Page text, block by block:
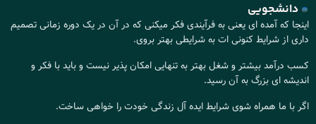
دانشجویی
اینجا که آمده ای یعنی به فرآیندی فکر میکنی که در آن در یک دوره زمانی تصمیم
داری از شرایط کنونی ات به شرایطی بهتر بروی.
کسب درآمد بیشتر و شغل بهتر به تنهایی امکان پذیر نیست و باید با فکر و
اندیشه ای بزرگ به آن رسید.
اگر با ما همراه شوی شرایط ایده آل زندگی خودت را خواهی ساخت.